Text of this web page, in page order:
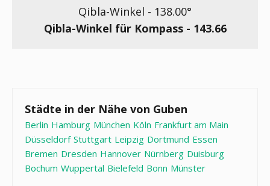
Qibla-Winkel - 138.00°
Qibla-Winkel für Kompass - 143.66
Städte in der Nähe von Guben
Berlin Hamburg München Köln Frankfurt am Main
Düsseldorf Stuttgart Leipzig Dortmund Essen
Bremen Dresden Hannover Nürnberg Duisburg
Bochum Wuppertal Bielefeld Bonn Münster